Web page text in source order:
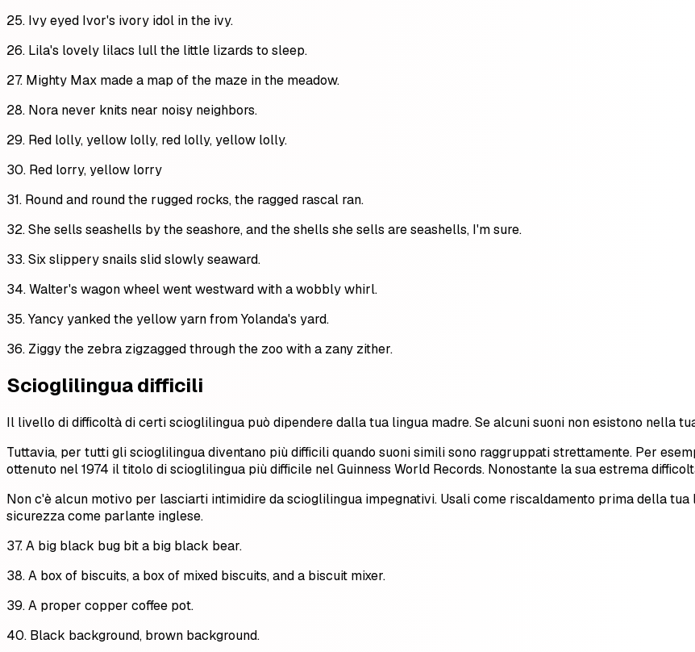
25. Ivy eyed Ivor's ivory idol in the ivy.
26. Lila's lovely lilacs lull the little lizards to sleep.
27. Mighty Max made a map of the maze in the meadow.
28. Nora never knits near noisy neighbors.
29. Red lolly, yellow lolly, red lolly, yellow lolly.
30. Red lorry, yellow lorry
31. Round and round the rugged rocks, the ragged rascal ran.
32. She sells seashells by the seashore, and the shells she sells are seashells, I'm sure.
33. Six slippery snails slid slowly seaward.
34. Walter's wagon wheel went westward with a wobbly whirl.
35. Yancy yanked the yellow yarn from Yolanda's yard.
36. Ziggy the zebra zigzagged through the zoo with a zany zither.
Scioglilingua difficili
Il livello di difficoltà di certi scioglilingua può dipendere dalla tua lingua madre. Se alcuni suoni non esistono nella
Tuttavia, per tutti gli scioglilingua diventano più difficili quando suoni simili sono raggruppati strettamente. Per
ottenuto nel 1974 il titolo di scioglilingua più difficile nel Guinness World Records. Nonostante la sua estrema
Non c'è alcun motivo per lasciarti intimidire da scioglilingua impegnativi. Usali come riscaldamento prima della
sicurezza come parlante inglese.
37. A big black bug bit a big black bear.
38. A box of biscuits, a box of mixed biscuits, and a biscuit mixer.
39. A proper copper coffee pot.
40. Black background, brown background.